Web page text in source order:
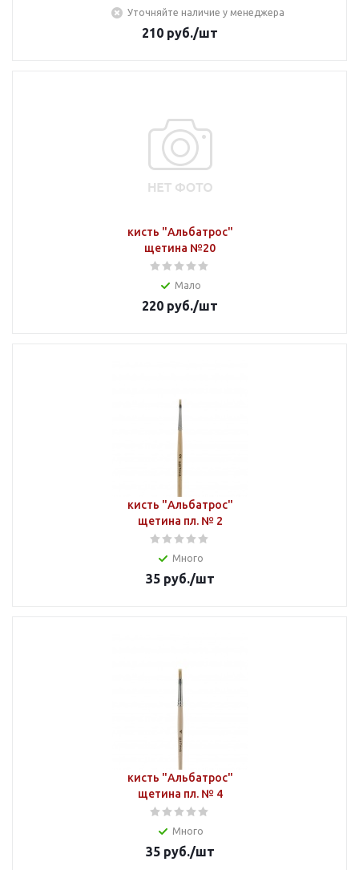
Уточняйте наличие у менеджера
210 руб./шт
кисть "Альбатрос"
щетина №20
Мало
220 руб./шт
кисть "Альбатрос"
щетина пл. № 2
Много
35руб./шт
кисть "Альбатрос"
щетина пл. № 4
Много
35руб./шт